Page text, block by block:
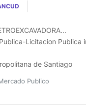
Publica-Licitacion Publica
de Santiago
Publico